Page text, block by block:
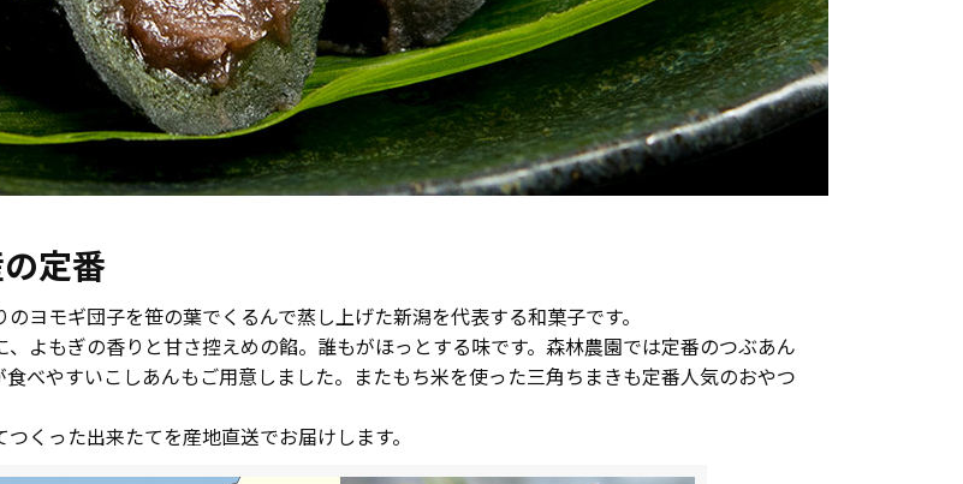
定番
ヨモギ団子を笹の葉でくるんで蒸し上げた新潟を代表する和菓子です。
、よもぎの香りと甘さ控えめの餡。誰もがほっとする味です。森林農園では定番のつぶあん
食べやすいこしあんもご用意しました。またもち米を使った三角ちまきも定番人気のおやつ
くった出来たてを産地直送でお届けします。